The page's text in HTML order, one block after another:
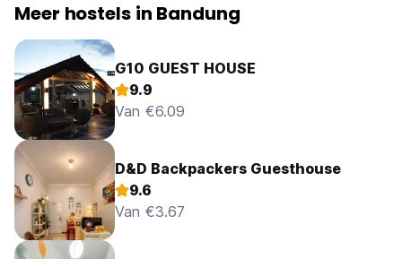
Meer hostels in Bandung
G10 GUEST HOUSE
9.9
Van €6.09
D&D Backpackers Guesthouse
9.6
Van €3.67